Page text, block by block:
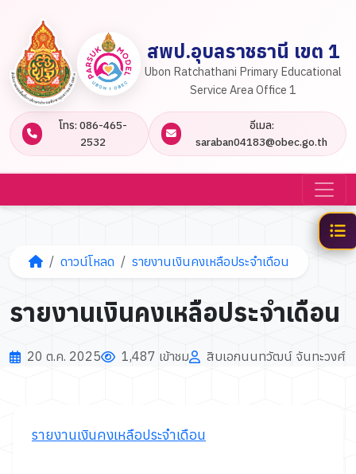
สพป.อุบลราชธานี เขต 1
Ubon Ratchathani Primary Educational
Service Area Office 1
โทร: 086-465-
2532
อีเมล:
saraban04183@obec.go.th
ดาวน์โหลด รายงานเงินคงเหลือประจำเดือน
รายงานเงินคงเหลือประจำเดือน
20 ต.ค. 2025 1,487 เข้าชม สิบเอกนนทวัฒน์ จันทะวงศ์
รายงานเงินคงเหลือประจำเดือน